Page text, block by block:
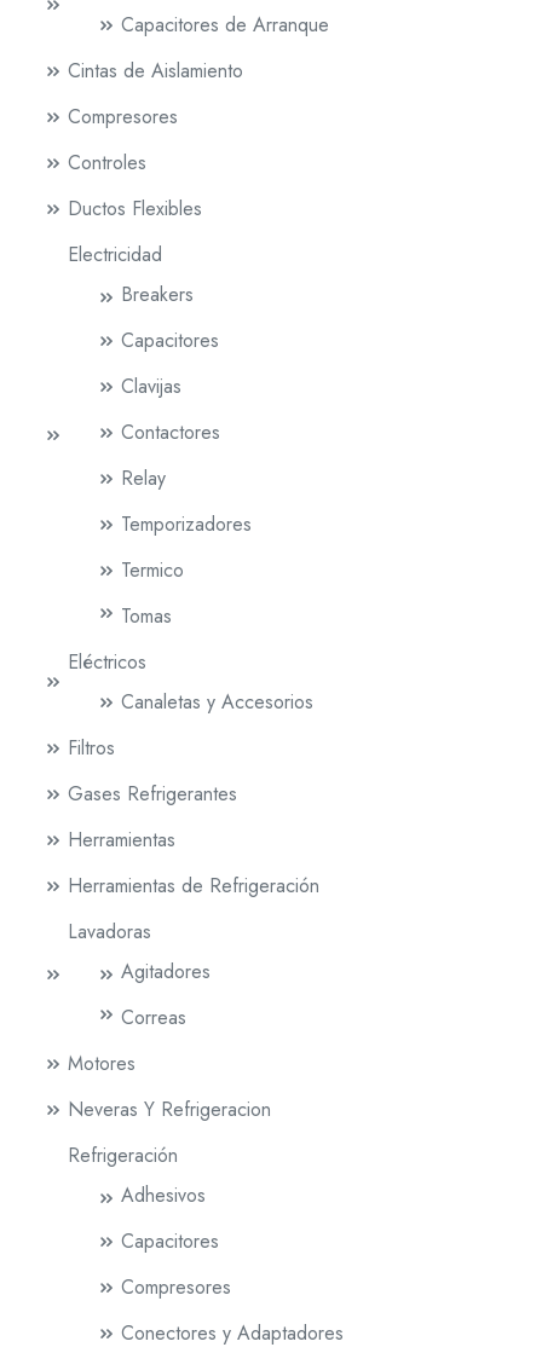
Capacitores de Arranque
Cintas de Aislamiento
Compresores
Controles
Ductos Flexibles
Electricidad
Breakers
Capacitores
Clavijas
Contactores
Relay
Temporizadores
Termico
Tomas
Eléctricos
Canaletas y Accesorios
Filtros
Gases Refrigerantes
Herramientas
Herramientas de Refrigeración
Lavadoras
Agitadores
Correas
Motores
Neveras Y Refrigeracion
Refrigeración
Adhesivos
Capacitores
Compresores
Conectores y Adaptadores